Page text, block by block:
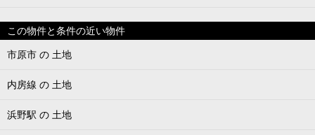
この物件と条件の近い物件
市原市 の 土地
内房線 の 土地
浜野駅 の 土地